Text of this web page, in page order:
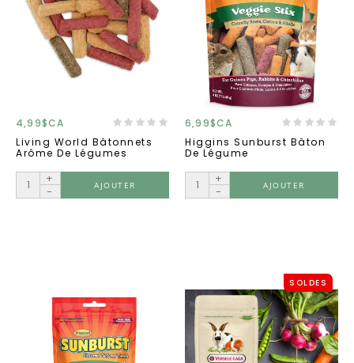
4,99$CA
Living World Bâtonnets
Arôme De Légumes
+
-
AJOUTER
6,99$CA
Higgins Sunburst Bâton
De Légume
+
-
AJOUTER
SOLDES